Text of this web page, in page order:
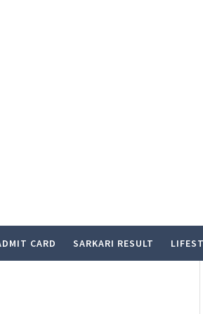
CARD SARKARI RESULT